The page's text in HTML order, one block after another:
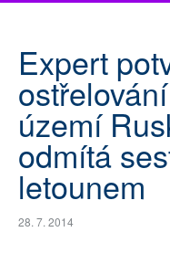
ARCHIV
ROZHOVORY
TÉMATA
NEJČTENĚJŠÍ ZA 7 DNÍ
Expert
území
odmítá
letounem
28. 7. 2014